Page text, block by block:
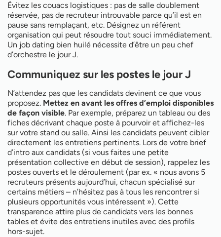
Évitez les couacs logistiques : pas de salle doublement
réservée, pas de recruteur introuvable parce qu’il est en
pause sans remplaçant, etc. Désignez un référent
organisation qui peut résoudre tout souci immédiatement.
Un job dating bien huilé nécessite d’être un peu chef
d’orchestre le jour J.
Communiquez sur les postes le jour J
N’attendez pas que les candidats devinent ce que vous
proposez. Mettez en avant les offres d’emploi disponibles
de façon visible. Par exemple, préparez un tableau ou des
fiches décrivant chaque poste à pourvoir et affichez-les
sur votre stand ou salle. Ainsi les candidats peuvent cibler
directement les entretiens pertinents. Lors de votre brief
d’intro aux candidats (si vous faites une petite
présentation collective en début de session), rappelez les
postes ouverts et le déroulement (par ex. « nous avons 5
recruteurs présents aujourd’hui, chacun spécialisé sur
certains métiers – n’hésitez pas à tous les rencontrer si
plusieurs opportunités vous intéressent »). Cette
transparence attire plus de candidats vers les bonnes
tables et évite des entretiens inutiles avec des profils
hors-sujet.